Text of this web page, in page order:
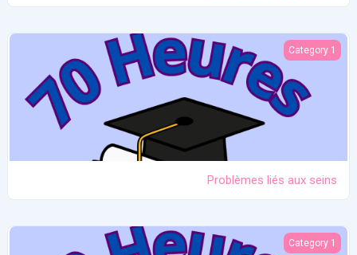
Problèmes liés aux seins
Category 1
Problèmes liés aux seins
Nutrition et maternité
Category 1